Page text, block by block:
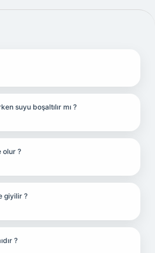
suyu boşaltılır mı ?
olur ?
giyilir ?
?